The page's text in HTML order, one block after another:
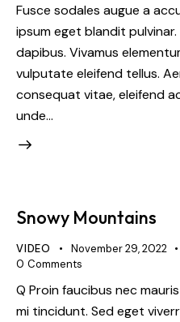
Fusce sodales augue a
ipsum eget blandit
dapibus. Vivamus
vulputate eleifend tellus.
consequat vitae, eleifend
unde…
Snowy Mountains
VIDEO November 29, 2022
0 Comments
Q Proin faucibus nec
mi tincidunt. Sed eget